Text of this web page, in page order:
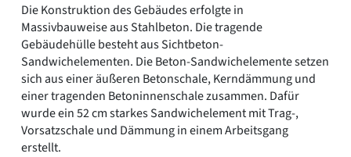
Die Konstruktion des Gebäudes erfolgte in
Massivbauweise aus Stahlbeton. Die tragende
Gebäudehülle besteht aus Sichtbeton-
Sandwichelementen. Die Beton-Sandwichelemente setzen
sich aus einer äußeren Betonschale, Kerndämmung und
einer tragenden Betoninnenschale zusammen. Dafür
wurde ein 52 cm starkes Sandwichelement mit Trag-,
Vorsatzschale und Dämmung in einem Arbeitsgang
erstellt.